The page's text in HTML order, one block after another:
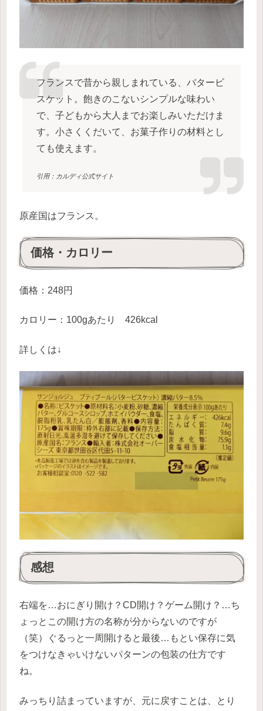
フランスで昔から親しまれている、バタービ
スケット。飽きのこないシンプルな味わい
で、子どもから大人までお楽しみいただけま
す。小さくくだいて、お菓子作りの材料とし
ても使えます。
引用：カルディ公式サイト
原産国はフランス。
価格・カロリー
価格：248円
カロリー：100gあたり 426kcal
詳しくは↓
感想
右端を…おにぎり開け？CD開け？ゲーム開け？…ち
ょっとこの開け方の名称が分からないのですが
（笑）ぐるっと一周開けると最後…もとい保存に気
をつけなきゃいけないパターンの包装の仕方です
ね。
みっちり詰まっていますが、元に戻すことは、とり